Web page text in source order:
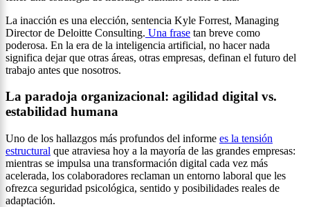
La inacción es una elección, sentencia Kyle Forrest, Managing
Director de Deloitte Consulting. Una frase tan breve como
poderosa. En la era de la inteligencia artificial, no hacer nada
significa dejar que otras áreas, otras empresas, definan el futuro del
trabajo antes que nosotros.
La paradoja organizacional: agilidad digital vs.
estabilidad humana
Uno de los hallazgos más profundos del informe es la tensión
estructural que atraviesa hoy a la mayoría de las grandes empresas:
mientras se impulsa una transformación digital cada vez más
acelerada, los colaboradores reclaman un entorno laboral que les
ofrezca seguridad psicológica, sentido y posibilidades reales de
adaptación.